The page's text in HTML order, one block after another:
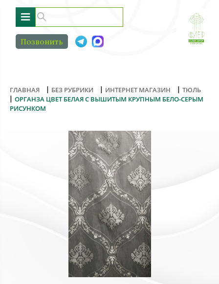
≡
Позвонить
ГЛАВНАЯ | БЕЗ РУБРИКИ | ИНТЕРНЕТ МАГАЗИН | ТЮЛЬ
| ОРГАНЗА ЦВЕТ БЕЛАЯ С ВЫШИТЫМ КРУПНЫМ БЕЛО-СЕРЫМ
РИСУНКОМ